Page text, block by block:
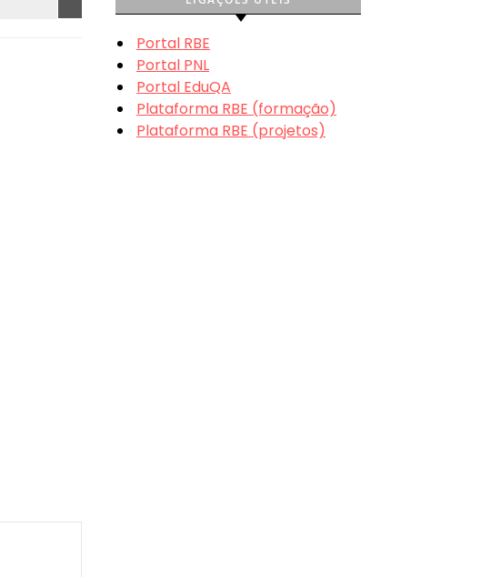
Portal RBE
Portal PNL
Portal EduQA
Plataforma RBE (formação)
Plataforma RBE (projetos)